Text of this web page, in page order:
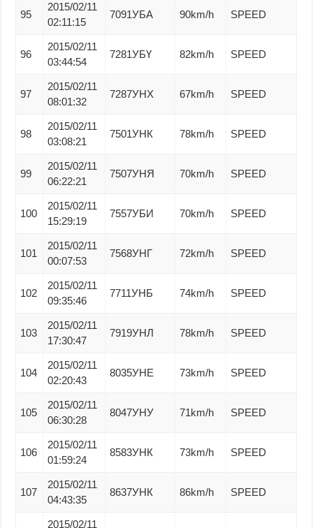
95
2015/02/11
02:11:15
7091УБА 90km/h SPEED
96
2015/02/11
03:44:54
7281УБҮ 82km/h SPEED
97
2015/02/11
08:01:32
7287УНХ 67km/h SPEED
98
2015/02/11
03:08:21
7501УНК 78km/h SPEED
99
2015/02/11
06:22:21
7507УНЯ 70km/h SPEED
100
2015/02/11
15:29:19
7557УБИ 70km/h SPEED
101
2015/02/11
00:07:53
7568УНГ 72km/h SPEED
102
2015/02/11
09:35:46
7711УНБ 74km/h SPEED
103
2015/02/11
17:30:47
7919УНЛ 78km/h SPEED
104
2015/02/11
02:20:43
8035УНЕ 73km/h SPEED
105
2015/02/11
06:30:28
8047УНУ 71km/h SPEED
106
2015/02/11
01:59:24
8583УНК 73km/h SPEED
107
2015/02/11
04:43:35
8637УНК 86km/h SPEED
2015/02/11